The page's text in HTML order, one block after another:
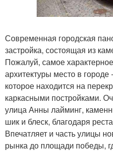
Современная городская
застройка, состоящая из
Пожалуй, самое
архитектуры место в
которое находится на
каркасными постройками.
улица Анны лайминг,
шик и блеск, благодаря
Впечатляет и часть улицы
рынка до площади победы,